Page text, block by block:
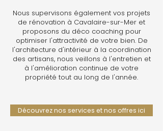
Nous supervisons également vos projets
de rénovation à Cavalaire-sur-Mer et
proposons du déco coaching pour
optimiser l'attractivité de votre bien. De
l'architecture d'intérieur à la coordination
des artisans, nous veillons à l'entretien et
à l'amélioration continue de votre
propriété tout au long de l'année.
Découvrez nos services et nos offres ici